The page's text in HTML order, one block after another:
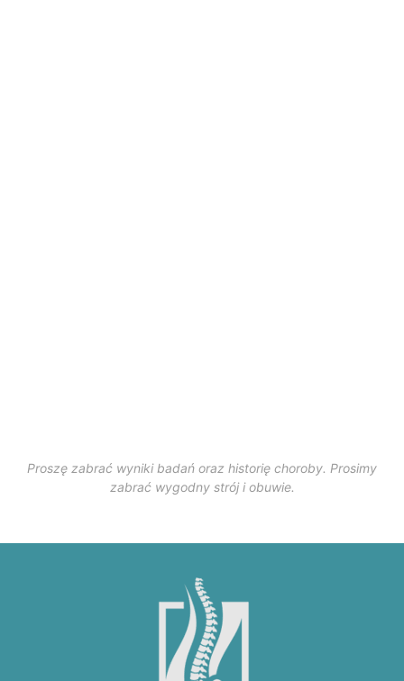
Proszę zabrać wyniki badań oraz historię choroby. Prosimy
zabrać wygodny strój i obuwie.